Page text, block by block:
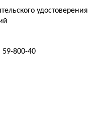
удостоверения
59-800-40